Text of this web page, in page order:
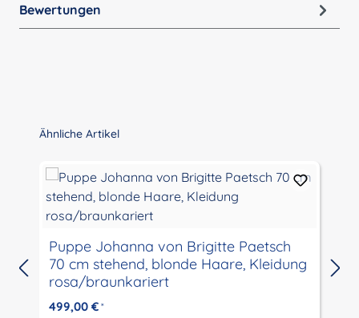
Bewertungen
Produktgalerie überspringen
Ähnliche Artikel
Puppe Johanna von Brigitte Paetsch
70 cm stehend, blonde Haare, Kleidung
rosa/braunkariert
499,00 € *